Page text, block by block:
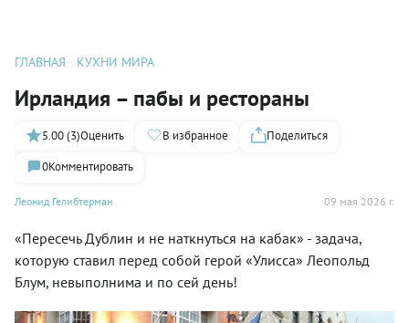
ГЛАВНАЯ КУХНИ МИРА
Ирландия – пабы и рестораны
Леонид Гелибтерман 09 мая 2026 г.
5.00 (3)Оценить В избранное
Поделиться
0Комментировать
«Пересечь Дублин и не наткнуться на кабак» - задача,
которую ставил перед собой герой «Улисса» Леопольд
Блум, невыполнима и по сей день!